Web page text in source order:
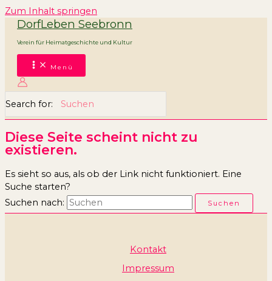
Zum Inhalt springen
DorfLeben Seebronn
Verein für Heimatgeschichte und Kultur
Menü
Search for:
Diese Seite scheint nicht zu
existieren.
Es sieht so aus, als ob der Link nicht funktioniert. Eine
Suche starten?
Suchen nach:
Kontakt
Impressum